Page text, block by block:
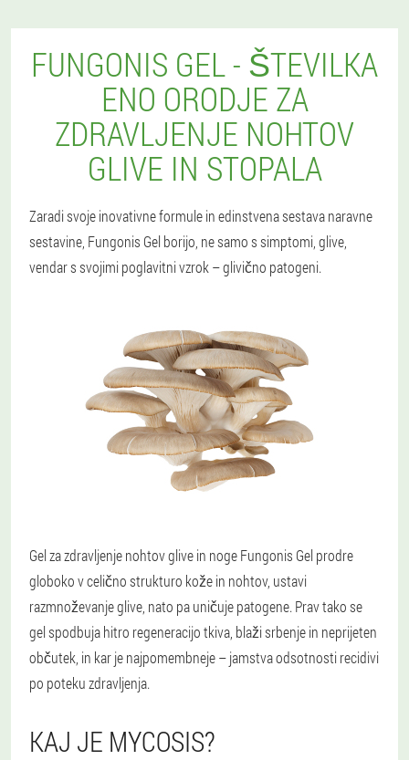
FUNGONIS GEL - ŠTEVILKA
ENO ORODJE ZA
ZDRAVLJENJE NOHTOV
GLIVE IN STOPALA
Zaradi svoje inovativne formule in edinstvena sestava naravne
sestavine, Fungonis Gel borijo, ne samo s simptomi, glive,
vendar s svojimi poglavitni vzrok – glivično patogeni.
Gel za zdravljenje nohtov glive in noge Fungonis Gel prodre
globoko v celično strukturo kože in nohtov, ustavi
razmnoževanje glive, nato pa uničuje patogene. Prav tako se
gel spodbuja hitro regeneracijo tkiva, blaži srbenje in neprijeten
občutek, in kar je najpomembneje – jamstva odsotnosti recidivi
po poteku zdravljenja.
KAJ JE MYCOSIS?